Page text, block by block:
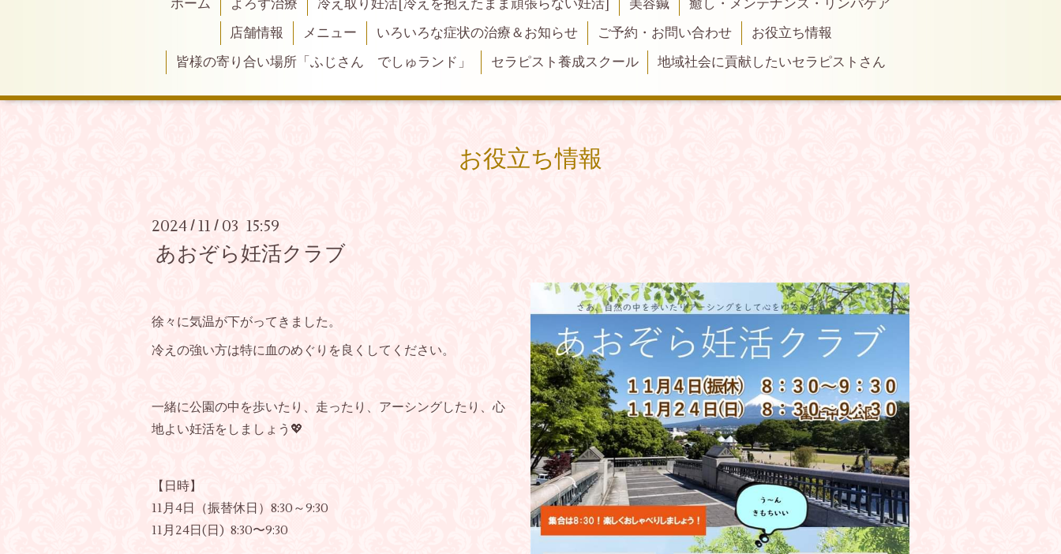
ホーム よろず治療 冷え取り妊活[冷えを抱えたまま頑張らない妊活] 美容鍼
癒し・メンテナンス・リンパケア
店舗情報
メニュー いろいろな症状の治療＆お知らせ ご予約・お問い合わせ
お役立ち情報
皆様の寄り合い場所「ふじさん でしゅランド」
セラピスト養成スクール 地域社会に貢献したいセラピストさん
お役立ち情報
2024 / 11 / 03 15:59
あおぞら妊活クラブ
徐々に気温が下がってきました。
冷えの強い方は特に血のめぐりを良くしてください。
一緒に公園の中を歩いたり、走ったり、アーシングしたり、心
地よい妊活をしましょう💖
【日時】
11月4日（振替休日）8:30～9:30
11月24日(日) 8:30〜9:30